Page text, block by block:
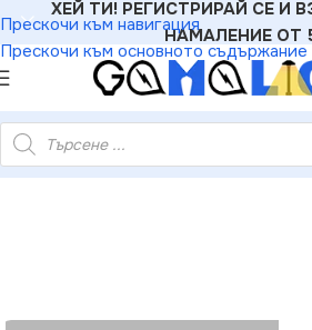
Прескочи към навигация
Прескочи към основното съдържание
ХЕЙ ТИ! РЕГИСТРИРАЙ СЕ И
НАМАЛЕНИЕ ОТ
VENUS-PR 40W 4000K